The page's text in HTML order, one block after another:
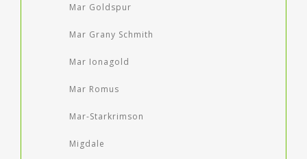
Mar Goldspur
Mar Grany Schmith
Mar Ionagold
Mar Romus
Mar-Starkrimson
Migdale